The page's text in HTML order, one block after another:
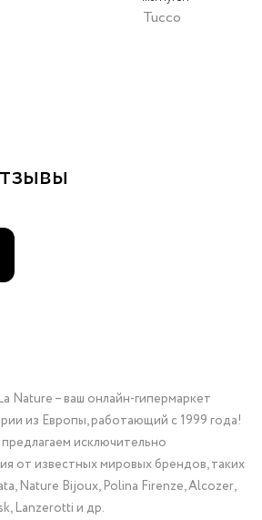
Tucco
Nature – ваш онлайн-гипермаркет
из Европы, работающий с 1999 года!
исключительно
от известных мировых брендов, таких
Nature Bijoux, Polina Firenze, Alcozer,
Lanzerotti и др.